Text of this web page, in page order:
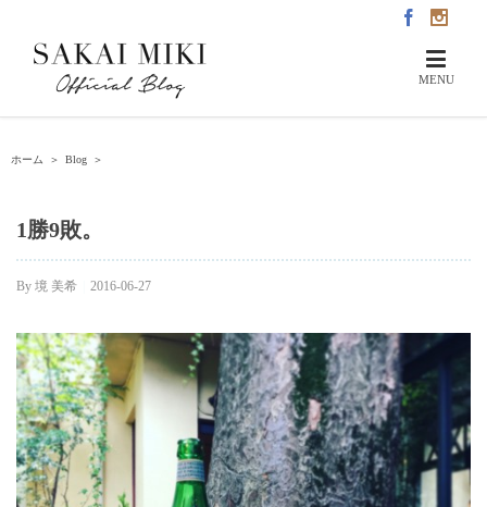
ホーム ＞ Blog ＞
1勝9敗。
By 境 美希 2016-06-27